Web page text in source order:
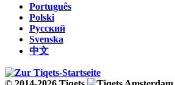
Português
Polski
Русский
Svenska
中文